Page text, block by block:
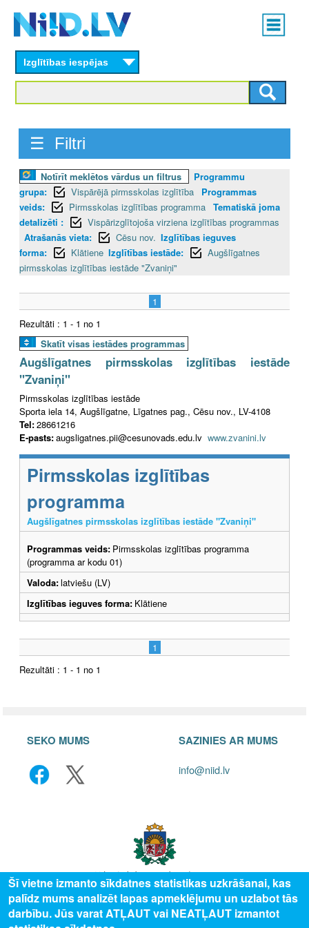
content
Main
menu
Izglītības iespējas
☰ Filtri
Notīrīt meklētos vārdus un filtrus
Programmu
grupa:
Vispārējā pirmsskolas izglītība
Programmas
veids:
Pirmsskolas izglītības programma Tematiskā joma
detalizēti :
Vispārizglītojoša virziena izglītības programmas
Atrašanās vieta:
Cēsu nov. Izglītības ieguves
forma:
Klātiene Izglītības iestāde:
Augšlīgatnes
pirmsskolas izglītības iestāde "Zvaniņi"
1
Rezultāti : 1 - 1 no 1
Skatīt visas iestādes programmas
Augšlīgatnes pirmsskolas izglītības iestāde
"Zvaniņi"
Pirmsskolas izglītības iestāde
Sporta iela 14, Augšlīgatne, Līgatnes pag., Cēsu nov., LV-4108
Tel:28661216
E-pasts:augsligatnes.pii@cesunovads.edu.lv www.zvanini.lv
Pirmsskolas izglītības
programma
Augšlīgatnes pirmsskolas izglītības iestāde "Zvaniņi"
Programmas veids: Pirmsskolas izglītības programma
(programma ar kodu 01)
Valoda:latviešu (LV)
Izglītības ieguves forma: Klātiene
1
Rezultāti : 1 - 1 no 1
SEKO MUMS SAZINIES AR MUMS
info@niid.lv
© 2025 Valsts izglītības attīstības aģentūra, publicētā satura visas tiesības
Šī vietne izmanto sīkdatnes statistikas uzkrāšanai, kas
palīdz mums analizēt lapas apmeklējumu un uzlabot tās
darbību. Jūs varat ATĻAUT vai NEATĻAUT izmantot